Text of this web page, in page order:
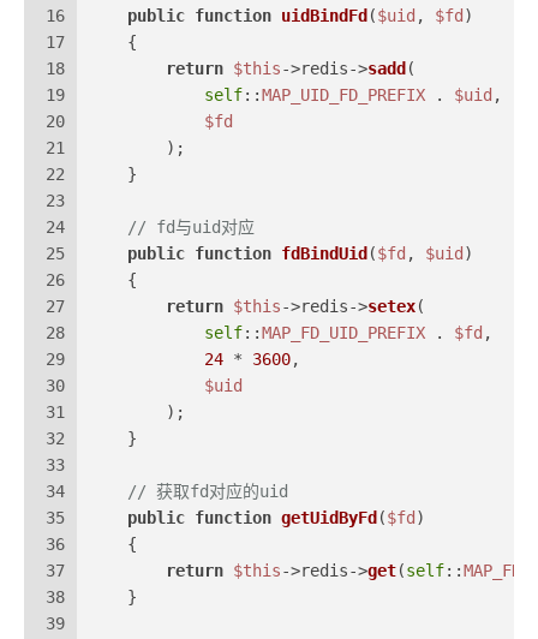
16
17
18
19
20
21
22
23
24
25
26
27
28
29
30
31
32
33
34
35
36
37
38
39
public function uidBindFd ($uid , $fd )
{
return $this->redis->sadd (
self::MAP_UID_FD_PREFIX . $uid ,
$fd
        );
    }
// fd与uid对应
public function fdBindUid ($fd , $uid )
{
return $this->redis->setex(
self::MAP_FD_UID_PREFIX . $fd ,
24 * 3600,
$uid
        );
    }
// 获取fd对应的uid
public function getUidByFd ($fd )
{
return $this->redis->get(self::
    }